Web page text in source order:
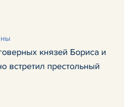
князей Бориса и
встретил престольный